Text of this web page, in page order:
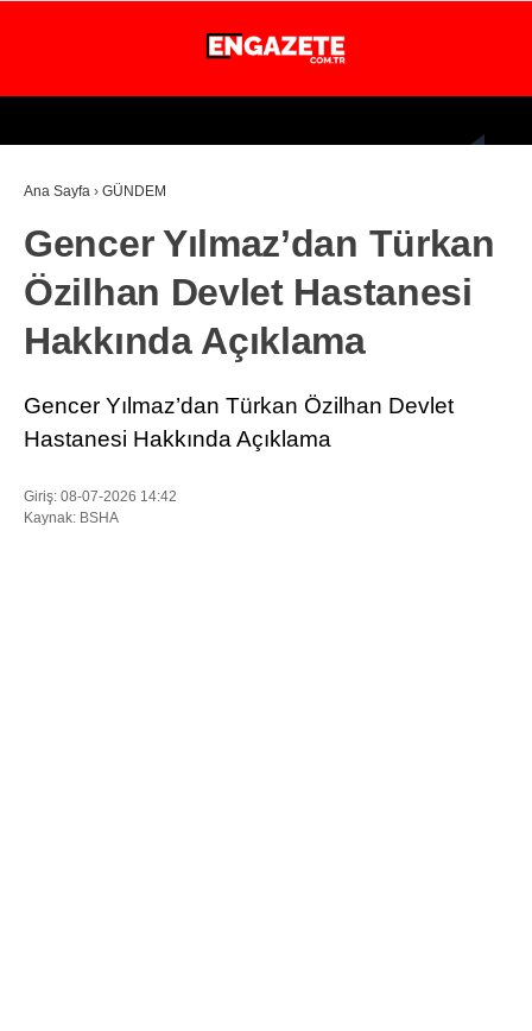
25.5
İSTANBUL
GÜNDEM
EKONOMİ
DÜNYA
MAGAZİN
SAĞLIK
EĞİTİM
Ana Sayfa › GÜNDEM
Gencer Yılmaz’dan Türkan
Özilhan Devlet Hastanesi
Hakkında Açıklama
Gencer Yılmaz’dan Türkan Özilhan Devlet
Hastanesi Hakkında Açıklama
Giriş: 08-07-2026 14:42
Kaynak: BSHA